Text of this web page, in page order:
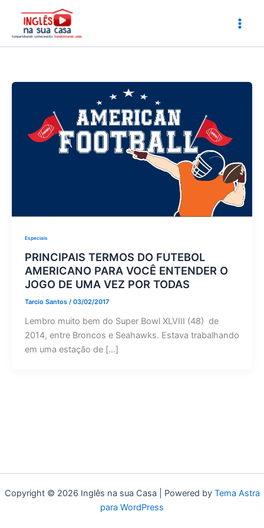
conteúdo
Especiais
PRINCIPAIS TERMOS DO FUTEBOL
AMERICANO PARA VOCÊ ENTENDER O
JOGO DE UMA VEZ POR TODAS
Tarcio Santos / 03/02/2017
Lembro muito bem do Super Bowl XLVIII (48) de
2014, entre Broncos e Seahawks. Estava trabalhando
em uma estação de […]
Copyright © 2026 Inglês na sua Casa | Powered by Tema Astra
para WordPress